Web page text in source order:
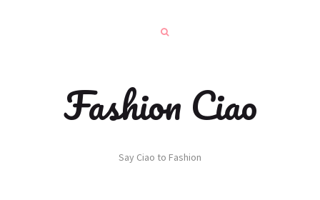
Fashion Ciao
Say Ciao to Fashion